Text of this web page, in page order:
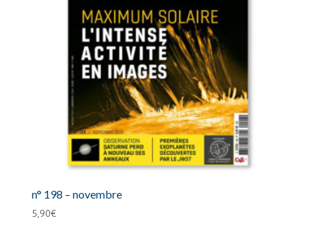
n° 198 – novembre
5,90€